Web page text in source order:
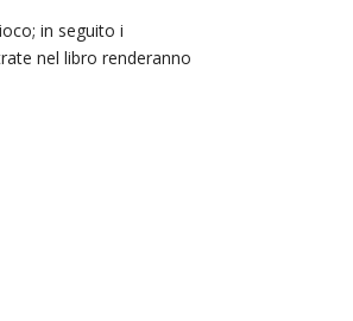
in seguito i
nel libro renderanno